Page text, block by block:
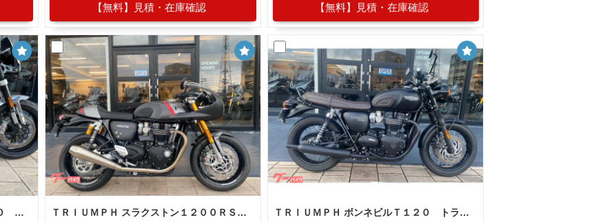
【無料】見積・在庫確認 【無料】見積・在庫確認
ＴＲＩＵＭＰＨ スピードツイン１２００ 認定中古車 ＴＲＩＵＭＰＨ スラクストン１２００ＲＳ トライアンフ認定保証 純正ＯＰロケットカウル ＥＴＣ ＴＲＩＵＭＰＨ ボンネビルＴ１２０ トライアンフ認定中古車 ワンオーナー タンデムグラブバー